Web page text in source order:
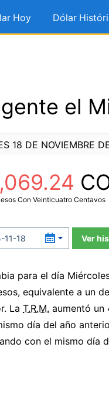
Hoy Dólar
el
18 DE NOVIEMBRE
Con Veinticuatro Centavos
Ver
para el día
equivalente a un
La T.R.M. aumentó un
día del año
con el mismo día